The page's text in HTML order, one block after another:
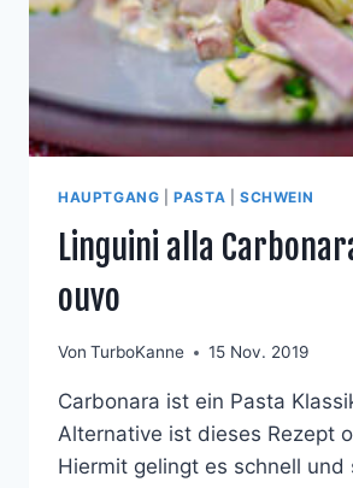
HAUPTGANG |PASTA SCHWEIN
Linguini alla
ouvo
Von TurboKanne 15 Nov. 2019
Carbonara ist ein Pasta
Alternative ist dieses Rezept
Hiermit gelingt es schnell und